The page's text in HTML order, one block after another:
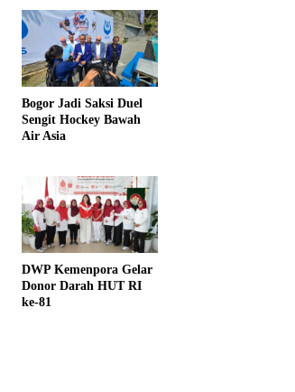
Bogor Jadi Saksi Duel
Sengit Hockey Bawah
Air Asia
DWP Kemenpora Gelar
Donor Darah HUT RI
ke-81